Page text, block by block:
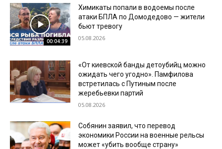
00:04:39
Химикаты попали в водоемы после
атаки БПЛА по Домодедово — жители
бьют тревогу
05.08.2026
«От киевской банды детоубийц можно
ожидать чего угодно». Памфилова
встретилась с Путиным после
жеребьевки партий
05.08.2026
Собянин заявил, что перевод
экономики России на военные рельсы
может «убить вообще страну»